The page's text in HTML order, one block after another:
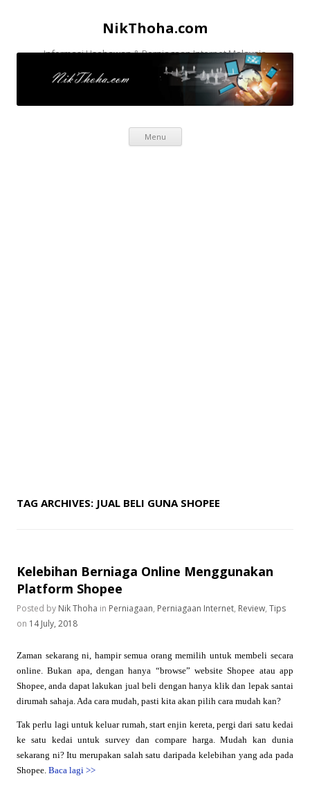
NikThoha.com
Informasi Usahawan & Perniagaan Internet Malaysia
Menu
Skip to content
TAG ARCHIVES: JUAL BELI GUNA SHOPEE
Kelebihan Berniaga Online Menggunakan
Platform Shopee
Posted by Nik Thoha in Perniagaan, Perniagaan Internet, Review, Tips
on 14 July, 2018
Zaman sekarang ni, hampir semua orang memilih untuk membeli secara
online. Bukan apa, dengan hanya “browse” website Shopee atau app
Shopee, anda dapat lakukan jual beli dengan hanya klik dan lepak santai
dirumah sahaja. Ada cara mudah, pasti kita akan pilih cara mudah kan?
Tak perlu lagi untuk keluar rumah, start enjin kereta, pergi dari satu kedai
ke satu kedai untuk survey dan compare harga. Mudah kan dunia
sekarang ni? Itu merupakan salah satu daripada kelebihan yang ada pada
Shopee. Baca lagi >>